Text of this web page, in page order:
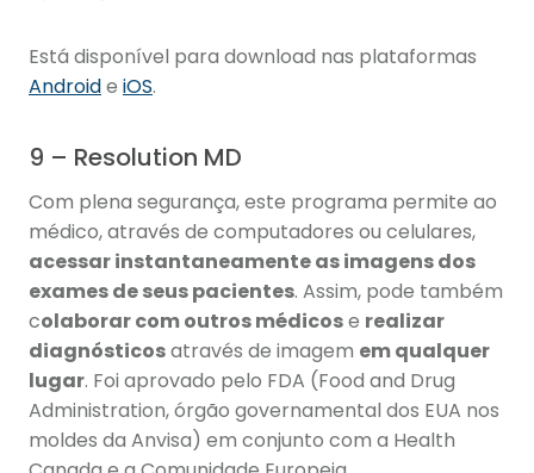
Está disponível para download nas plataformas
Androide iOS.
9 – Resolution MD
Com plena segurança, este programa permite ao
médico, através de computadores ou celulares,
acessar instantaneamente as imagens dos
exames de seus pacientes. Assim, pode também
colaborar com outros médicose realizar
diagnósticosatravés de imagem em qualquer
lugar. Foi aprovado pelo FDA (Food and Drug
Administration, órgão governamental dos EUA nos
moldes da Anvisa) em conjunto com a Health